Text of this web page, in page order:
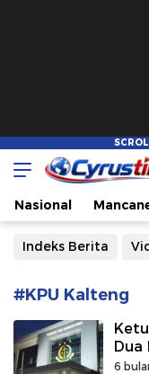
Cepat Tajam
Nasional
Indeks Berita
#KPU Kalteng
Dua
6